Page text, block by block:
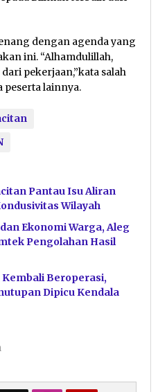
dengan agenda yang
ini. “Alhamdulillah,
pekerjaan,”kata salah
peserta lainnya.
Pantau Isu Aliran
Wilayah
Ekonomi Warga, Aleg
Pengolahan Hasil
Kembali Beroperasi,
Dipicu Kendala